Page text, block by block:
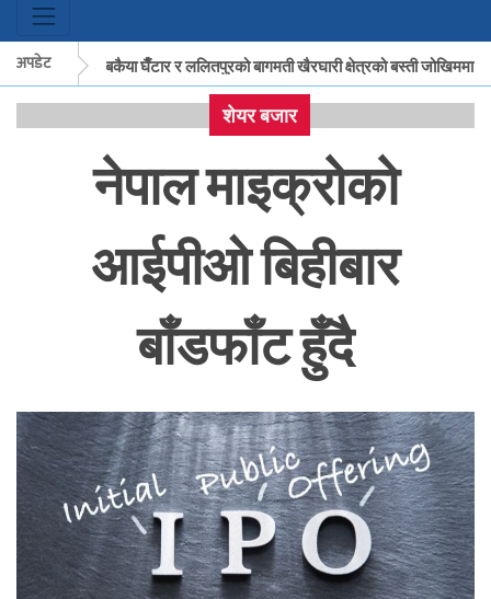
अपडेट
मकवानपुरको बकैया घैँटार र ललितपुरको बागमती खैरघारी क्षेत्रको बस्ती जोखिममा
मकवानपुरको बकैया घैँटार र ललितपुरको बागमती खैरघारी क्षेत्रको बस्ती जोखिममा
शेयर बजार
नेपाल माइक्रोको
आईपीओ बिहीबार
बाँडफाँट हुँदै